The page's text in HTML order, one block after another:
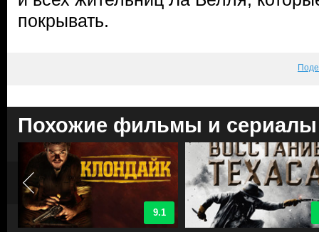
покрывать.
Похожие фильмы и сериалы
9.1